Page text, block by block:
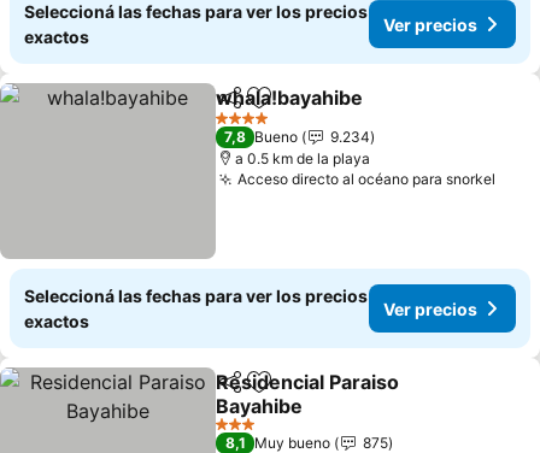
Seleccioná las fechas para ver los precios
exactos
Ver precios
CompartirAñadir a favoritos
whala!bayahibe
4 Estrellas
7,8 Bueno
9.234
a 0.5 km de la playa
Acceso directo al océano para snorkel
Seleccioná las fechas para ver los precios
exactos
Ver precios
CompartirAñadir a favoritos
Residencial Paraiso
Bayahibe
Ver precios
3 Estrellas
8,1 Muy bueno
875